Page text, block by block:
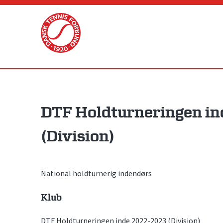
Skip
DTF Holdturneringen
(Division)
National holdturnerig indendørs
Klub
DTF Holdturneringen inde 2022-2023 (Division)